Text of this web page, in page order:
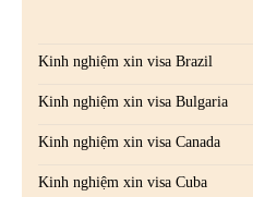
Kinh nghiệm xin visa Brazil
Kinh nghiệm xin visa Bulgaria
Kinh nghiệm xin visa Canada
Kinh nghiệm xin visa Cuba